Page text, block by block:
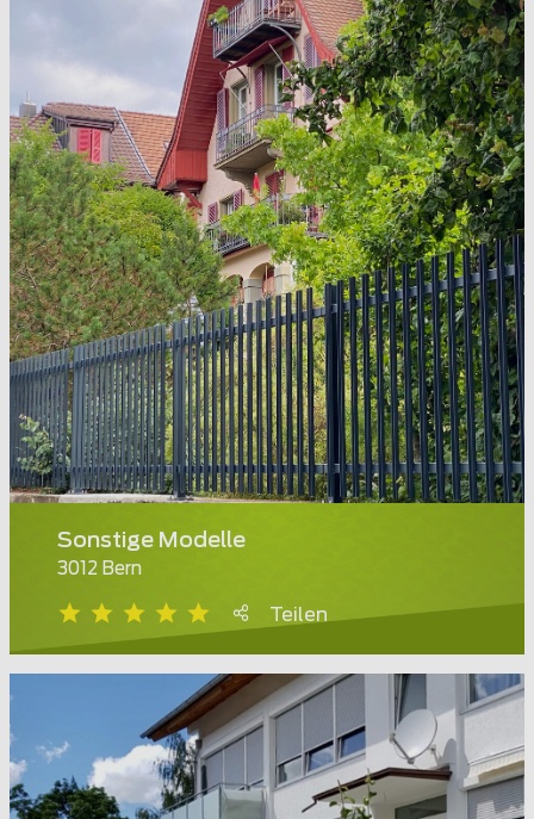
Sonstige Modelle
3012 Bern
Teilen